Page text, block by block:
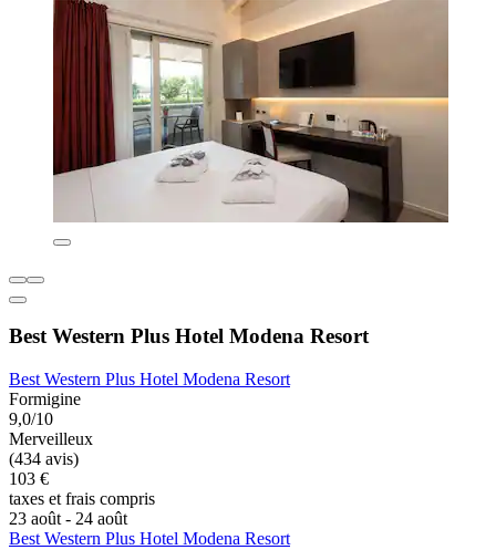
Best Western Plus Hotel Modena Resort
Best Western Plus Hotel Modena Resort
Formigine
9,0/10
Merveilleux
(434 avis)
103 €
taxes et frais compris
23 août - 24 août
Best Western Plus Hotel Modena Resort